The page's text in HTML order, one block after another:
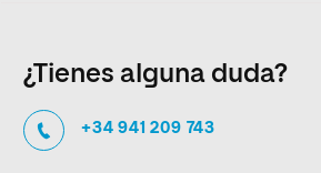
¿Tienes alguna duda?
+34 941 209 743